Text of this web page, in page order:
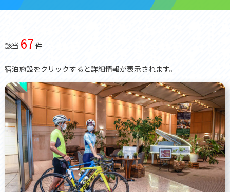
該当 67 件
宿泊施設をクリックすると詳細情報が表示されます。